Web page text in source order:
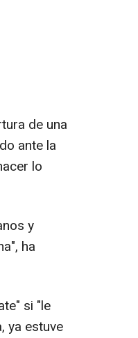
de una
ante la
lo
y
ha
si "le
ya estuve